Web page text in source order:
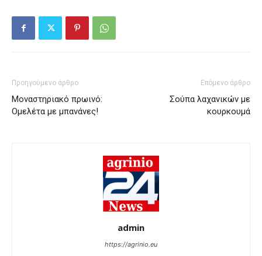
Προηγούμενο άρθρο
Μοναστηριακό πρωινό:
Ομελέτα με μπανάνες!
Επόμενο άρθρο
Σούπα λαχανικών με
κουρκουμά
admin
https://agrinio.eu